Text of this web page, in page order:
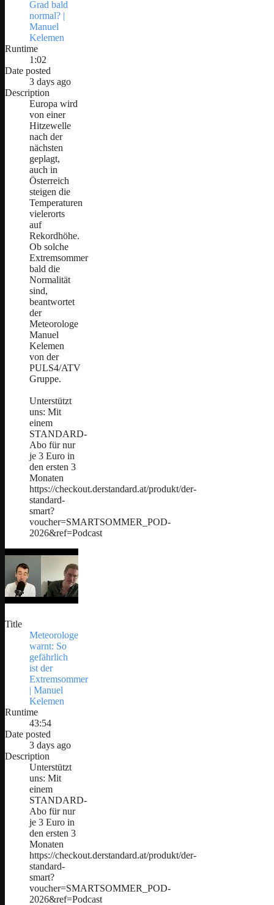
Grad bald
normal? |
Manuel
Kelemen
Runtime
1:02
Date posted
3 days ago
Description
Europa wird
von einer
Hitzewelle
nach der
nächsten
geplagt,
auch in
Österreich
steigen die
Temperaturen
vielerorts
auf
Rekordhöhe.
Ob solche
Extremsommer
bald die
Normalität
sind,
beantwortet
der
Meteorologe
Manuel
Kelemen
von der
PULS4/ATV
Gruppe.
Unterstützt
uns: Mit
einem
STANDARD-
Abo für nur
je 3 Euro in
den ersten 3
Monaten
https://checkout.derstandard.at/produkt/der-
standard-
smart?
voucher=SMARTSOMMER_POD-
2026&ref=Podcast
Title
Meteorologe
warnt: So
gefährlich
ist der
Extremsommer
| Manuel
Kelemen
Runtime
43:54
Date posted
3 days ago
Description
Unterstützt
uns: Mit
einem
STANDARD-
Abo für nur
je 3 Euro in
den ersten 3
Monaten
https://checkout.derstandard.at/produkt/der-
standard-
smart?
voucher=SMARTSOMMER_POD-
2026&ref=Podcast